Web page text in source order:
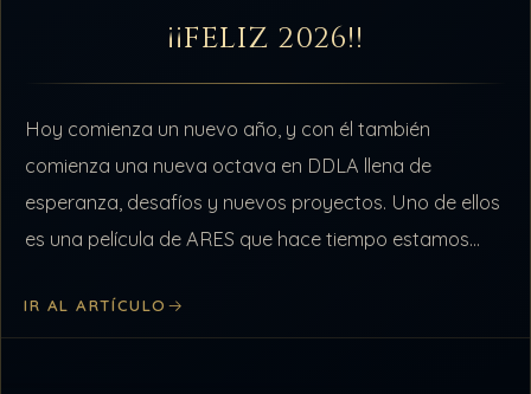
¡¡FELIZ 2026!!
Hoy comienza un nuevo año, y con él también
comienza una nueva octava en DDLA llena de
esperanza, desafíos y nuevos proyectos. Uno de ellos
es una película de ARES que hace tiempo estamos
IR AL ARTÍCULO